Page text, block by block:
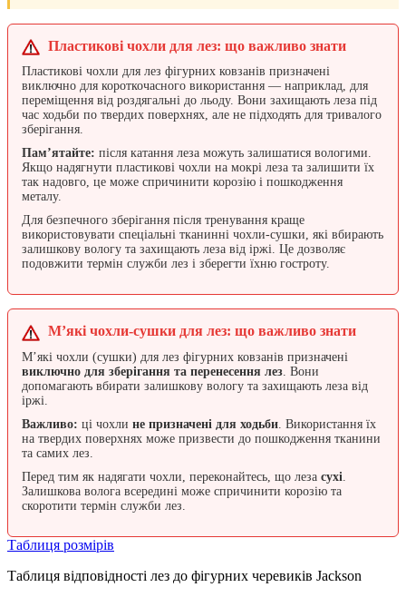
Пластикові чохли для лез: що важливо знати
Пластикові чохли для лез фігурних ковзанів призначені
виключно для короткочасного використання — наприклад, для
переміщення від роздягальні до льоду. Вони захищають леза під
час ходьби по твердих поверхнях, але не підходять для тривалого
зберігання.
Пам’ятайте: після катання леза можуть залишатися вологими.
Якщо надягнути пластикові чохли на мокрі леза та залишити їх
так надовго, це може спричинити корозію і пошкодження
металу.
Для безпечного зберігання після тренування краще
використовувати спеціальні тканинні чохли-сушки, які вбирають
залишкову вологу та захищають леза від іржі. Це дозволяє
подовжити термін служби лез і зберегти їхню гостроту.
М’які чохли-сушки для лез: що важливо знати
М’які чохли (сушки) для лез фігурних ковзанів призначені
виключно для зберігання та перенесення лез . Вони
допомагають вбирати залишкову вологу та захищають леза від
іржі.
Важливо: ці чохли не призначені для ходьби . Використання їх
на твердих поверхнях може призвести до пошкодження тканини
та самих лез.
Перед тим як надягати чохли, переконайтесь, що леза сухі
Залишкова волога всередині може спричинити корозію та
скоротити термін служби лез.
Таблиця розмірів
Таблиця відповідності лез до фігурних черевиків Jackson